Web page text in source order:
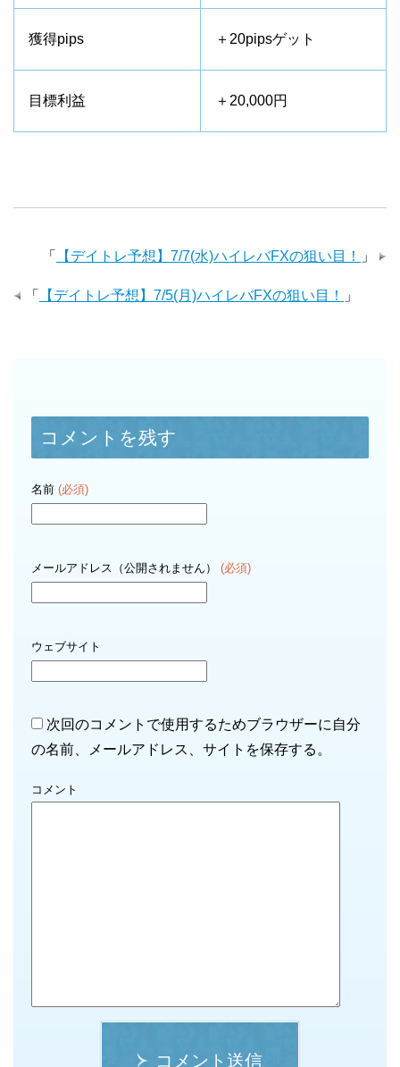
獲得pips ＋20pipsゲット
目標利益 ＋20,000円
「 【デイトレ予想】7/7(水)ハイレバFXの狙い目！ 」
「 【デイトレ予想】7/5(月)ハイレバFXの狙い目！ 」
コメントを残す
名前 (必須)
メールアドレス（公開されません） (必須)
ウェブサイト
次回のコメントで使用するためブラウザーに自分
の名前、メールアドレス、サイトを保存する。
コメント
コメント送信